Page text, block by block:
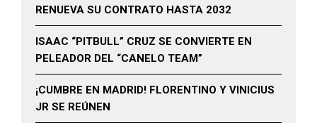
RENUEVA SU CONTRATO HASTA 2032
ISAAC “PITBULL” CRUZ SE CONVIERTE EN
PELEADOR DEL “CANELO TEAM”
¡CUMBRE EN MADRID! FLORENTINO Y VINICIUS
JR SE REÚNEN